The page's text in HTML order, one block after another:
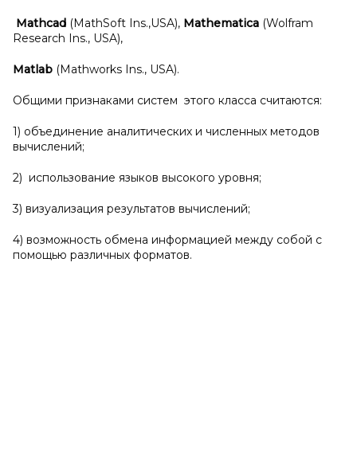
Mathcad (MathSoft Ins.,USA), Mathematica (Wolfram
Research Ins., USA),
Matlab (Mathworks Ins., USA).
Общими признаками систем этого класса считаются:
1) объединение аналитических и численных методов
вычислений;
2) использование языков высокого уровня;
3) визуализация результатов вычислений;
4) возможность обмена информацией между собой с
помощью различных форматов.